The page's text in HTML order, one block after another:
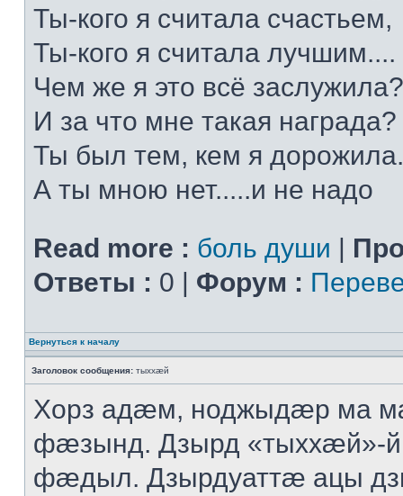
Ты-кого я считала счастьем,
Ты-кого я считала лучшим....
Чем же я это всё заслужила?
И за что мне такая награда?
Ты был тем, кем я
А ты мною нет.....и не надо
Read more : боль души |
Ответы : 0 | Форум :
Вернуться к началу
Заголовок сообщения: тыххӕй
Хорз адӕм, ноджыдӕр ма
фӕзынд. Дзырд «тыххӕй»-
фӕдыл. Дзырдуаттӕ ацы